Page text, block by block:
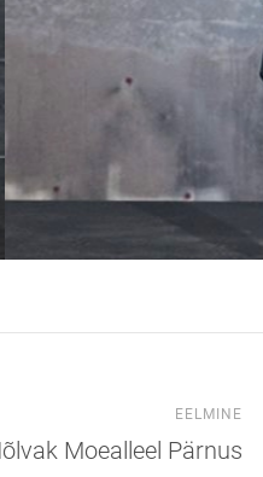
EELMINE
Moealleel Pärnus